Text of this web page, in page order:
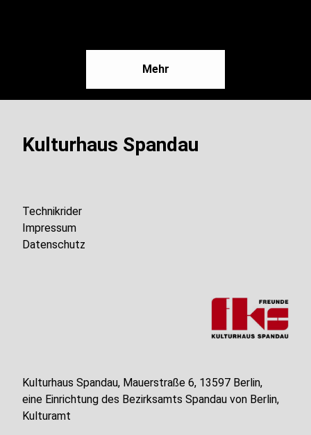
Mehr
Kulturhaus Spandau
Technikrider
Impressum
Datenschutz
Kulturhaus Spandau, Mauerstraße 6, 13597 Berlin,
eine Einrichtung des Bezirksamts Spandau von Berlin,
Kulturamt